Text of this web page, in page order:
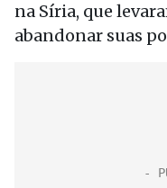
na Síria, que
abandonar suas